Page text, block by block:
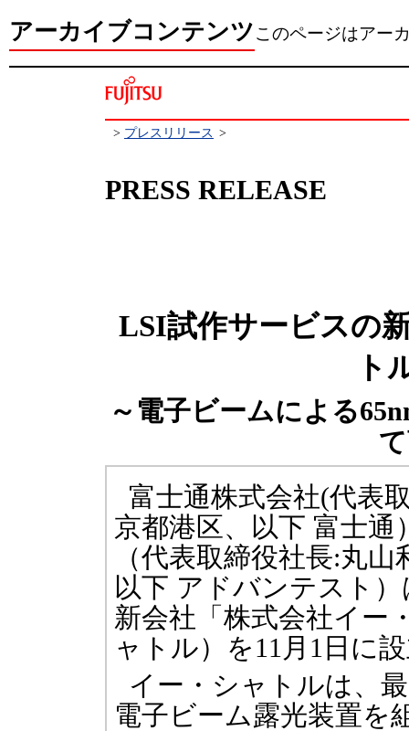
アーカイブコンテンツこのページはアー
> プレスリリース >
PRESS RELEASE
LSI試作サービスの
ト
～電子ビームによる
富士通株式会社(代表
京都港区、以下 富士
（代表取締役社長:丸
以下 アドバンテスト
新会社「株式会社イー
ャトル）を11月1日に
イー・シャトルは、
電子ビーム露光装置を